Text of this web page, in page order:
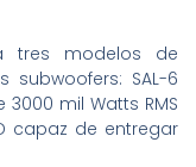
tres modelos de
SAL-6
3000 mil Watts RMS
capaz de entregar